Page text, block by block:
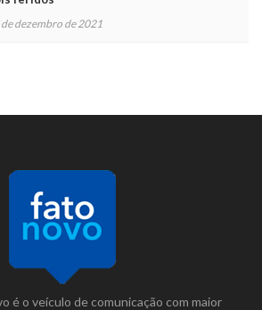
de dezembro de 2021
é o veículo de comunicação com maior